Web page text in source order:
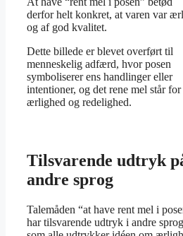
derfor helt konkret, at varen var
og af god kvalitet.
Dette billede er blevet overført til
menneskelig adfærd, hvor posen
symboliserer ens handlinger eller
intentioner, og det rene mel står for
ærlighed og redelighed.
Tilsvarende udtryk
andre sprog
Talemåden “at have rent mel i
har tilsvarende udtryk i andre